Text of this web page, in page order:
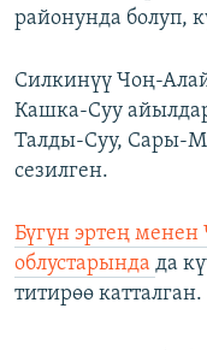
районунда болуп,
Силкинүү Чоң-
Кашка-Суу
Талды-Суу, Сары-
сезилген.
Бүгүн эртең
облустарында да
титирөө катталган.